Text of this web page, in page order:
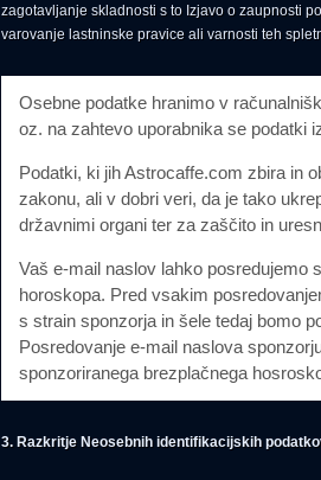
zagotavljanje skladnosti s to Izjavo o zaupnosti
varovanje lastninske pravice ali varnosti teh
Osebne podatke hranimo v
oz. na zahtevo uporabnika se podatki
Podatki, ki jih Astrocaffe.com zbira in
zakonu, ali v dobri veri, da je tako
državnimi organi ter za zaščito in
Vaš e-mail naslov lahko posredujemo
horoskopa. Pred vsakim
s strain sponzorja in šele tedaj bomo
Posredovanje e-mail naslova
sponzoriranega brezplačnega
3. Razkritje Neosebnih identifikacijskih